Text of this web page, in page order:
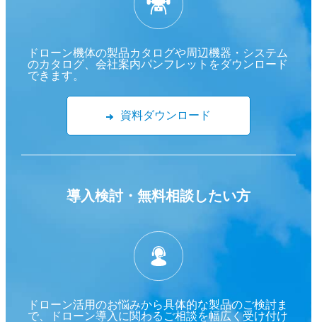
ドローン機体の製品カタログや周辺機器・システム
のカタログ、会社案内パンフレットをダウンロード
できます。
資料ダウンロード
導入検討・ 無料相談したい方
ドローン活用のお悩みから具体的な製品のご検討ま
で、ドローン導入に関わるご相談を幅広く受け付け